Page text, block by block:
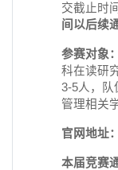
交截止时
间以后续
参赛对象：
科在读研
3-5人，队
管理相关
官网地址：
本届竞赛